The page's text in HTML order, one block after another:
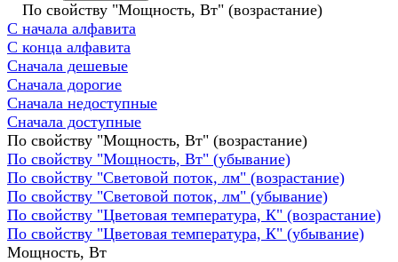
По свойству "Мощность, Вт" (возрастание)
С начала алфавита
С конца алфавита
Сначала дешевые
Сначала дорогие
Сначала недоступные
Сначала доступные
По свойству "Мощность, Вт" (возрастание)
По свойству "Мощность, Вт" (убывание)
По свойству "Световой поток, лм" (возрастание)
По свойству "Световой поток, лм" (убывание)
По свойству "Цветовая температура, К" (возрастание)
По свойству "Цветовая температура, К" (убывание)
Мощность, Вт